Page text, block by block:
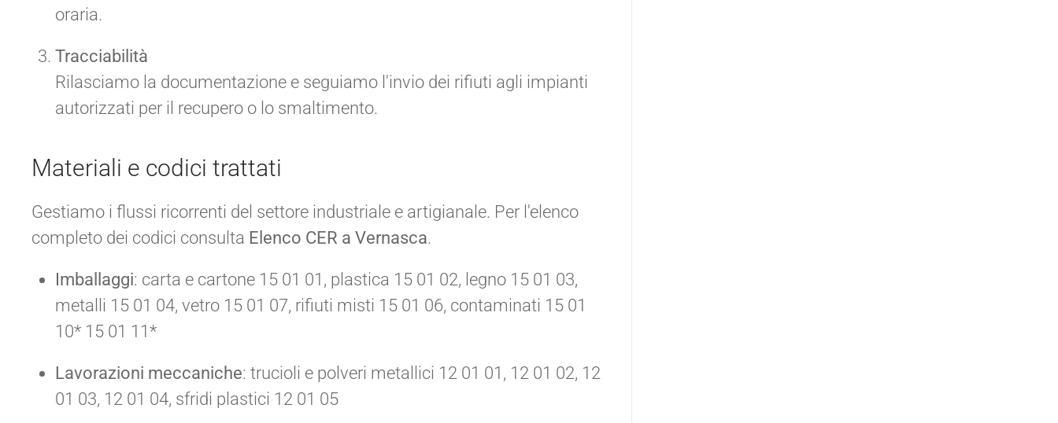
oraria.
Tracciabilità
Rilasciamo la documentazione e seguiamo l'invio dei rifiuti agli impianti
autorizzati per il recupero o lo smaltimento.
Materiali e codici trattati
Gestiamo i flussi ricorrenti del settore industriale e artigianale. Per l'elenco
completo dei codici consulta Elenco CER a Vernasca.
Imballaggi: carta e cartone 15 01 01, plastica 15 01 02, legno 15 01 03,
metalli 15 01 04, vetro 15 01 07, rifiuti misti 15 01 06, contaminati 15 01
10* 15 01 11*
Lavorazioni meccaniche: trucioli e polveri metallici 12 01 01, 12 01 02, 12
01 03, 12 01 04, sfridi plastici 12 01 05